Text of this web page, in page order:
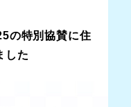
の特別協賛に住
した